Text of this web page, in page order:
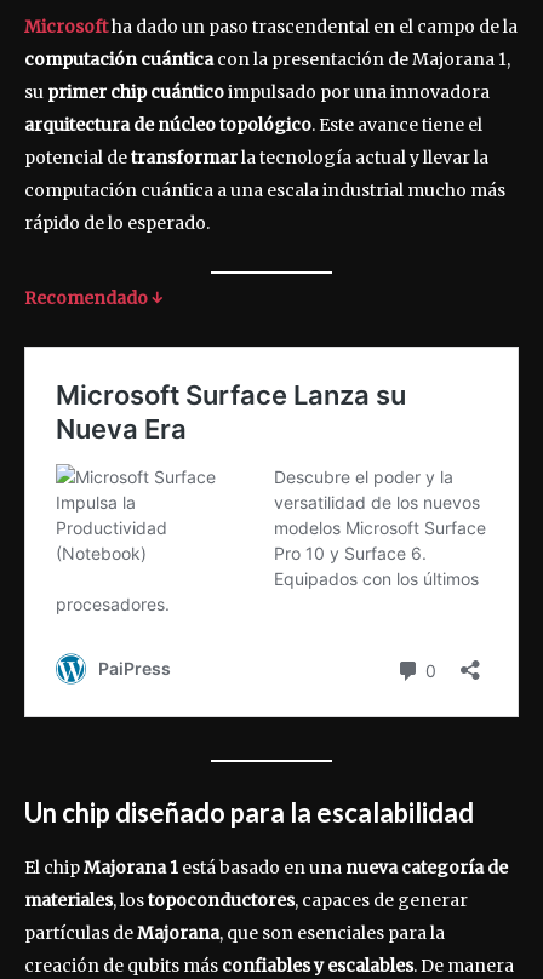
Microsoftha dado un paso trascendental en el campo de la
computación cuánticacon la presentación de Majorana 1,
su primer chip cuánticoimpulsado por una innovadora
arquitectura de núcleo topológico. Este avance tiene el
potencial detransformarla tecnología actual y llevar la
computación cuántica a una escala industrial mucho más
rápido de lo esperado.
Recomendado ↓
Un chip diseñado para la escalabilidad
El chipMajorana 1 está basado en una nueva categoría de
materiales, lostopoconductores, capaces de generar
partículas deMajorana, que son esenciales para la
creación de qubits más confiables y escalables. De manera